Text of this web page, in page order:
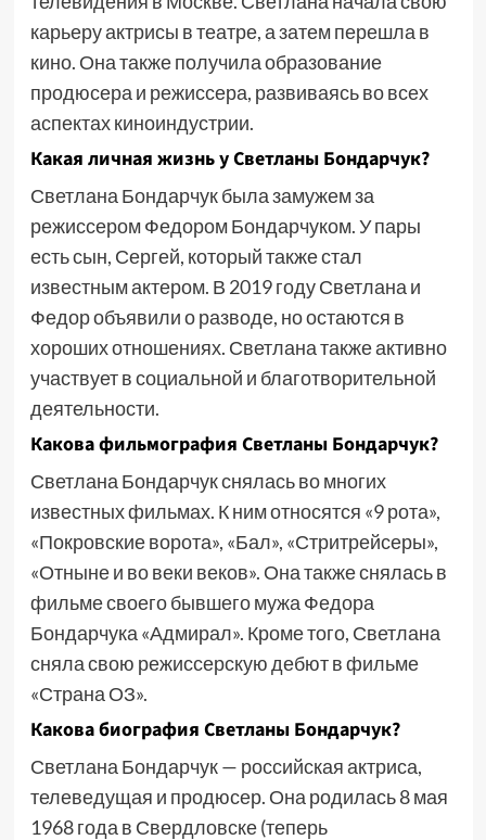
карьеру актрисы в театре, а затем перешла в
кино. Она также получила образование
продюсера и режиссера, развиваясь во всех
аспектах киноиндустрии.
Какая личная жизнь у Светланы Бондарчук?
Светлана Бондарчук была замужем за
режиссером Федором Бондарчуком. У пары
есть сын, Сергей, который также стал
известным актером. В 2019 году Светлана и
Федор объявили о разводе, но остаются в
хороших отношениях. Светлана также активно
участвует в социальной и благотворительной
деятельности.
Какова фильмография Светланы Бондарчук?
Светлана Бондарчук снялась во многих
известных фильмах. К ним относятся «9 рота»,
«Покровские ворота», «Бал», «Стритрейсеры»,
«Отныне и во веки веков». Она также снялась в
фильме своего бывшего мужа Федора
Бондарчука «Адмирал». Кроме того, Светлана
сняла свою режиссерскую дебют в фильме
«Страна ОЗ».
Какова биография Светланы Бондарчук?
Светлана Бондарчук — российская актриса,
телеведущая и продюсер. Она родилась 8 мая
1968 года в Свердловске (теперь